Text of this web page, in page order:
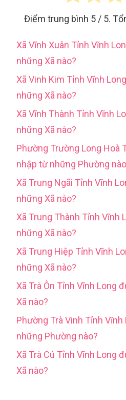
Điểm trung bình 5 / 5.
Xã Vĩnh Xuân Tỉnh Vĩnh
những Xã nào?
Xã Vinh Kim Tỉnh Vĩnh
những Xã nào?
Xã Vĩnh Thành Tỉnh Vĩnh
những Xã nào?
Phường Trường Long Hoà
nhập từ những Phường
Xã Trung Ngãi Tỉnh Vĩnh
những Xã nào?
Xã Trung Thành Tỉnh Vĩnh
những Xã nào?
Xã Trung Hiệp Tỉnh Vĩnh
những Xã nào?
Xã Trà Ôn Tỉnh Vĩnh Long
Xã nào?
Phường Trà Vinh Tỉnh
những Phường nào?
Xã Trà Cú Tỉnh Vĩnh Long
Xã nào?